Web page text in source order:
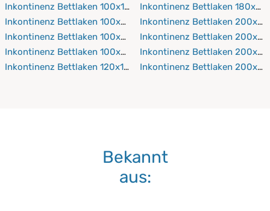
Inkontinenz Bettlaken 100x190 cm
Inkontinenz Bettlaken 100x200 cm
Inkontinenz Bettlaken 100x210 cm
Inkontinenz Bettlaken 100x220 cm
Inkontinenz Bettlaken 120x190 cm
Inkontinenz Bettlaken
Inkontinenz Bettlaken
Inkontinenz Bettlaken
Inkontinenz Bettlaken
Inkontinenz Bettlaken
Bekannt
aus: